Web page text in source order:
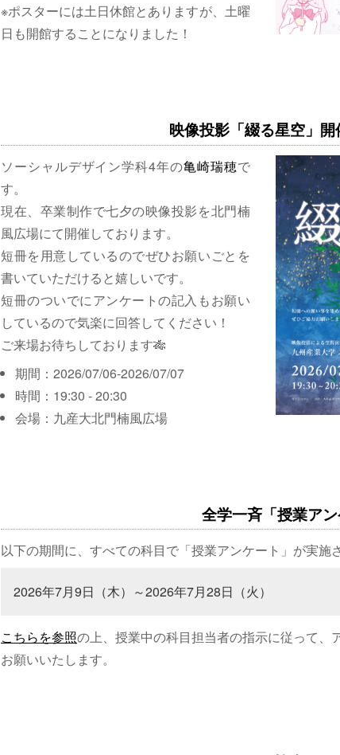
※ポスターには土日休館とありますが、土曜
日も開館することになりました！
映像投影「綴る星空」
ソーシャルデザイン学科4年の亀崎瑞穂で
す。
現在、卒業制作で七夕の映像投影を北門楠
風広場にて開催しております。
短冊を用意しているのでぜひお願いごとを
書いていただけると嬉しいです。
短冊のついでにアンケートの記入もお願い
しているので気楽に回答してください！
ご来場お待ちしております🎋
期間：2026/07/06-2026/07/07
時間：19:30 - 20:30
会場：九産大北門楠風広場
全学一斉「授業ア
以下の期間に、すべての科目で「授業アンケート」が実施
2026年7月9日（木）～2026年7月28日（火）
こちらを参照の上、授業中の科目担当者の指示に従って、
お願いいたします。